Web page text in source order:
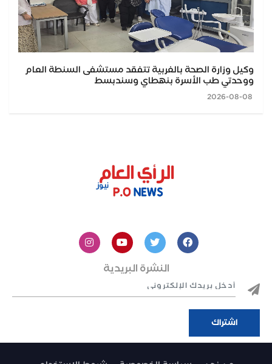
وكيل وزارة الصحة بالغربية تتفقد مستشفى السنطة العام
ووحدتي طب الأسرة بنهطاي وسندبسط
النشرة البريدية